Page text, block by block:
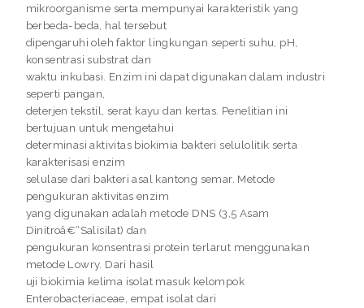
mikroorganisme serta mempunyai karakteristik yang
berbeda-beda, hal tersebut
dipengaruhi oleh faktor lingkungan seperti suhu, pH,
konsentrasi substrat dan
waktu inkubasi. Enzim ini dapat digunakan dalam industri
seperti pangan,
deterjen tekstil, serat kayu dan kertas. Penelitian ini
bertujuan untuk mengetahui
determinasi aktivitas biokimia bakteri selulolitik serta
karakterisasi enzim
selulase dari bakteri asal kantong semar. Metode
pengukuran aktivitas enzim
yang digunakan adalah metode DNS (3,5 Asam
Dinitroâ€“Salisilat) dan
pengukuran konsentrasi protein terlarut menggunakan
metode Lowry. Dari hasil
uji biokimia kelima isolat masuk kelompok
Enterobacteriaceae, empat isolat dari